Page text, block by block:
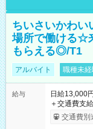
ちいさいかわい
場所で働ける☆
もらえる◎/T1
アルバイト 職種未
給与
日給13,000
＋交通費支給 ★交通費全額支給！ ┗案件により規定あり ★日払
いOK！（
ンビニATMか
交通費別